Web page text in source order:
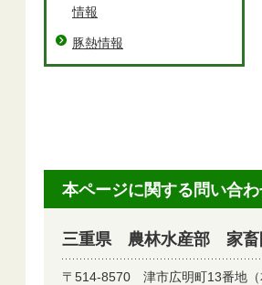
情報
豚熱情報
本ページに関する問い合
三重県 農林水産部 家畜
〒514-8570 津市広明町13番地（